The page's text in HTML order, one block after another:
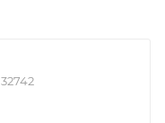
32742